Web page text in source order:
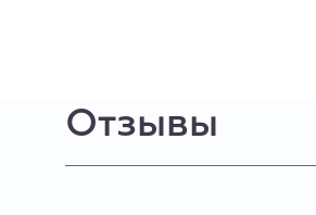
Отзывы